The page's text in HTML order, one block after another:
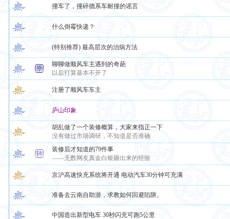
撞车了，撞碎德系车耐撞的谣言
什么倒霉快递？
(特别推荐) 最高层次的治病方法
聊聊做顺风车主遇到的奇葩
以后打算基本不开了
注册了顺风车车主
庐山印象
胡乱做了一个装修概算，大家来指正一下
没有做过市场调研，不知道是否准确
装修后才知道的79件事
——无数网友真金白银砸出来的经验
京沪高速快充系统将开通 电动汽车30分钟可充满
准备去云南自助游，求教如何回避陷阱。
中国造出新型电车 30秒闪充可跑5公里